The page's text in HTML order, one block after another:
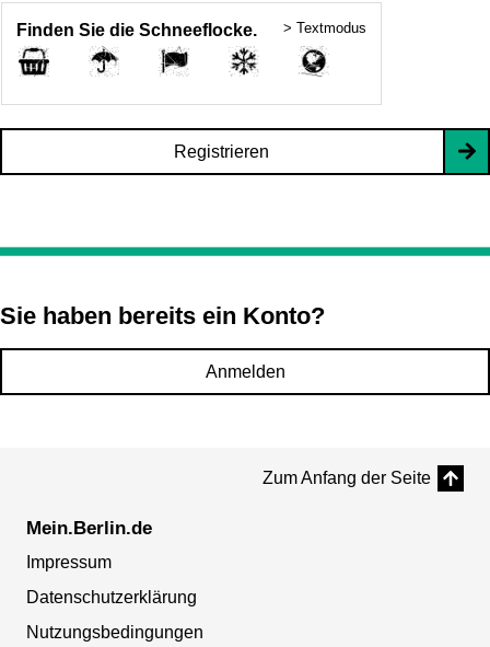
Finden Sie die Schneeflocke. > Textmodus
Registrieren
Sie haben bereits ein Konto?
Anmelden
Zum Anfang der Seite
Mein.Berlin.de
Impressum
Datenschutzerklärung
Nutzungsbedingungen